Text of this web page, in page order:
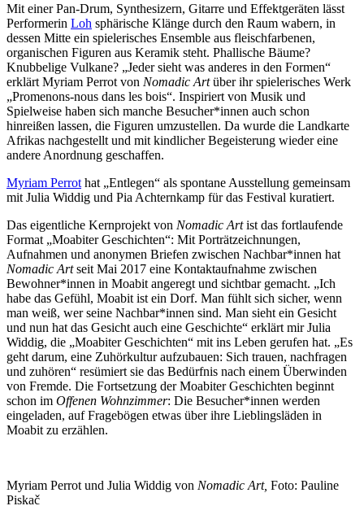
Mit einer Pan-Drum, Synthesizern, Gitarre und Effektgeräten lässt
Performerin Loh sphärische Klänge durch den Raum wabern, in
dessen Mitte ein spielerisches Ensemble aus fleischfarbenen,
organischen Figuren aus Keramik steht. Phallische Bäume?
Knubbelige Vulkane? „Jeder sieht was anderes in den Formen“
erklärt Myriam Perrot von Nomadic Artüber ihr spielerisches Werk
„Promenons-nous dans les bois“. Inspiriert von Musik und
Spielweise haben sich manche Besucher*innen auch schon
hinreißen lassen, die Figuren umzustellen. Da wurde die Landkarte
Afrikas nachgestellt und mit kindlicher Begeisterung wieder eine
andere Anordnung geschaffen.
Myriam Perrot hat „Entlegen“ als spontane Ausstellung gemeinsam
mit Julia Widdig und Pia Achternkamp für das Festival kuratiert.
Das eigentliche Kernprojekt von Nomadic Artist das fortlaufende
Format „Moabiter Geschichten“: Mit Porträtzeichnungen,
Aufnahmen und anonymen Briefen zwischen Nachbar*innen hat
Nomadic Artseit Mai 2017 eine Kontaktaufnahme zwischen
Bewohner*innen in Moabit angeregt und sichtbar gemacht. „Ich
habe das Gefühl, Moabit ist ein Dorf. Man fühlt sich sicher, wenn
man weiß, wer seine Nachbar*innen sind. Man sieht ein Gesicht
und nun hat das Gesicht auch eine Geschichte“ erklärt mir Julia
Widdig, die „Moabiter Geschichten“ mit ins Leben gerufen hat. „Es
geht darum, eine Zuhörkultur aufzubauen: Sich trauen, nachfragen
und zuhören“ resümiert sie das Bedürfnis nach einem Überwinden
von Fremde. Die Fortsetzung der Moabiter Geschichten beginnt
schon im Offenen Wohnzimmer: Die Besucher*innen werden
eingeladen, auf Fragebögen etwas über ihre Lieblingsläden in
Moabit zu erzählen.
Myriam Perrot und Julia Widdig von Nomadic Art, Foto: Pauline
Piskač